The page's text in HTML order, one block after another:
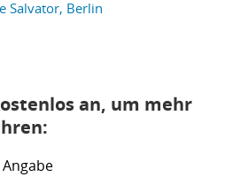
Salvator, Berlin
an, um mehr